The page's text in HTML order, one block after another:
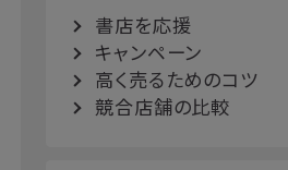
書店を応援
キャンペーン
高く売るためのコツ
競合店舗の比較